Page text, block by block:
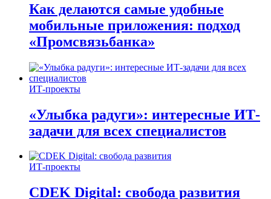
Как делаются самые удобные
мобильные приложения: подход
«Промсвязьбанка»
ИТ-проекты
«Улыбка радуги»: интересные ИТ-
задачи для всех специалистов
ИТ-проекты
CDEK Digital: свобода развития